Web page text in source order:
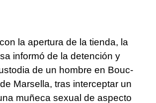
la apertura de la tienda, la
informó de la detención y
de un hombre en Bouc-
Marsella, tras interceptar un
muñeca sexual de aspecto